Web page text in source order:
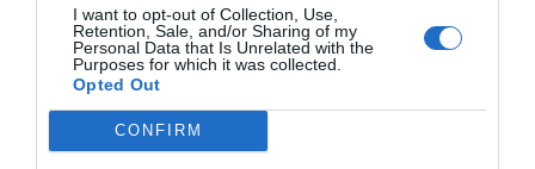
I want to opt-out of Collection, Use,
Retention, Sale, and/or Sharing of my
Personal Data that Is Unrelated with the
Purposes for which it was collected.
Opted Out
CONFIRM